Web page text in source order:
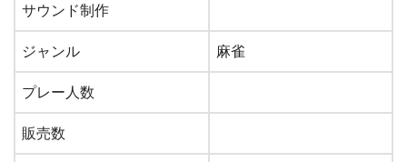
サウンド制作
ジャンル 麻雀
プレー人数
販売数